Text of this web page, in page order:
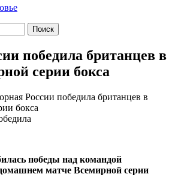
победила британцев в
серии бокса
России победила британцев в
бокса
победы над командой
матче Всемирной серии